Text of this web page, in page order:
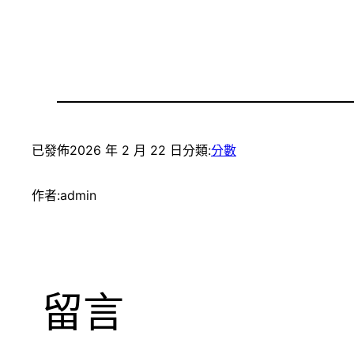
已發佈2026 年 2 月 22 日 分類:分數
作者:admin
留言